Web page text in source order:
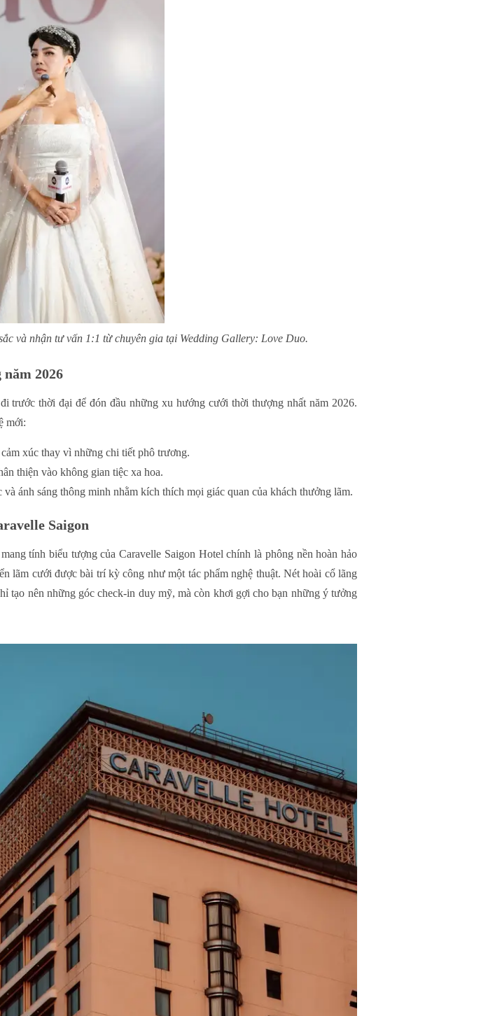
và nhận tư vấn 1:1 từ chuyên gia tại Wedding Gallery: Love Duo.
2026
thời đại để đón đầu những xu hướng cưới thời thượng nhất năm 2026.
mới:
xúc thay vì những chi tiết phô trương.
thiện vào không gian tiệc xa hoa.
ánh sáng thông minh nhằm kích thích mọi giác quan của khách thưởng lãm.
Saigon
tính biểu tượng của Caravelle Saigon Hotel chính là phông nền hoàn hảo
lãm cưới được bài trí kỳ công như một tác phẩm nghệ thuật. Nét hoài cổ lãng
tạo nên những góc check-in duy mỹ, mà còn khơi gợi cho bạn những ý tưởng